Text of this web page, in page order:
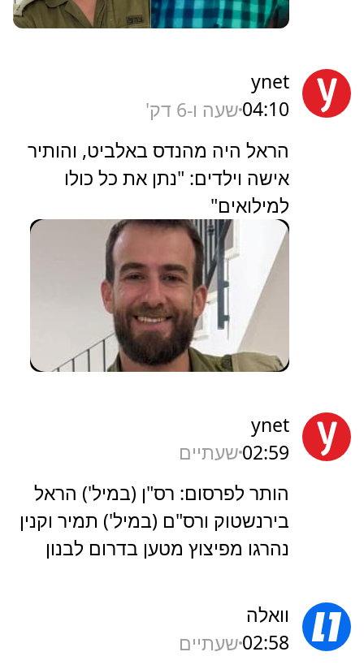
ynet
04:10שעה ו-6 דק'
הראל היה מהנדס באלביט, והותיר
אישה וילדים: "נתן את כל כולו
למילואים"
ynet
02:59שעתיים
הותר לפרסום: רס"ן (במיל') הראל
בירנשטוק ורס"ם (במיל') תמיר וקנין
נהרגו מפיצוץ מטען בדרום לבנון
וואלה
02:58שעתיים